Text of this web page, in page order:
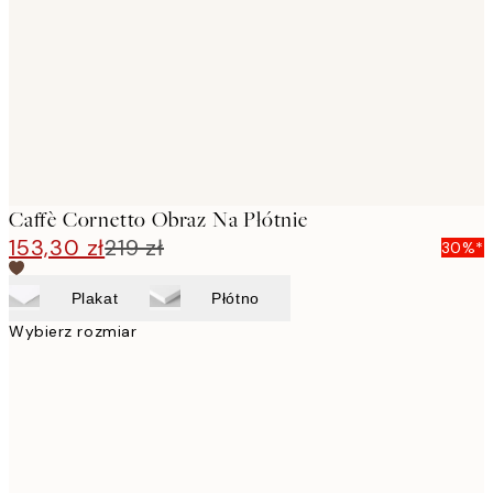
Caffè Cornetto Obraz Na Płótnie
153,30 zł219 zł 30%*
Plakat Płótno
Wybierz rozmiar